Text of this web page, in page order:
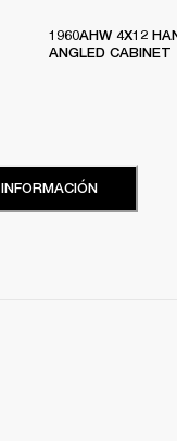
1960AHW 4X12
ANGLED CABINET